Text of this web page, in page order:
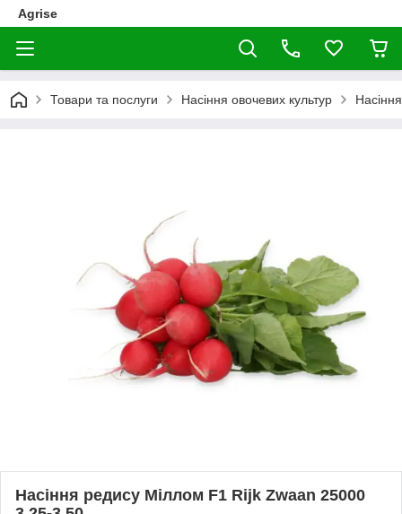
Agrise
Товари та послуги Насіння овочевих культур
Насіння редису Міллом F1 Rijk Zwaan 25000